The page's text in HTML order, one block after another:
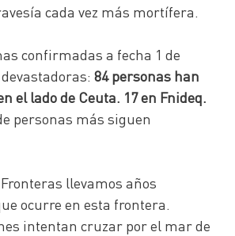
cada vez más mortífera.
confirmadas a fecha 1 de
84 personas han
el lado de Ceuta. 17 en Fnideq.
personas más siguen
llevamos años
ocurre en esta frontera.
intentan cruzar por el mar de